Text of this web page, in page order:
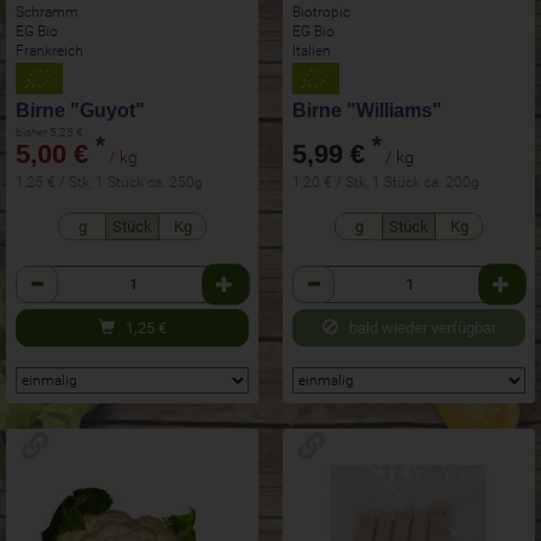
Schramm
EG Bio
Frankreich
Birne "Guyot"
bisher 5,25 €
5,00 € * / kg
1,25 € / Stk, 1 Stück ca. 250g
g Stück Kg
Anzahl
1,25 €
Biotropic
EG Bio
Italien
Birne "Williams"
5,99 € * / kg
1,20 € / Stk, 1 Stück ca. 200g
g Stück Kg
Anzahl
bald wieder verfügbar